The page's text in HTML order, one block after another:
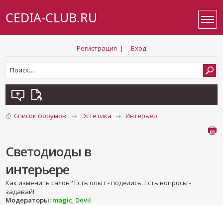
CEDIA-CLUB.RU
Регистрация | Вход
Список форумов Эстетика Интерьер
Светодиоды в
интерьере
Как изменить салон? Есть опыт - поделись. Есть вопросы -
задавай!
Модераторы: magic, Devil